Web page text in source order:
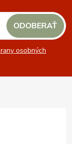
osobných
ODOBERAŤ